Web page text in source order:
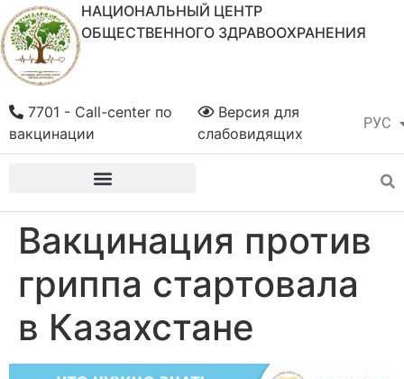
НАЦИОНАЛЬНЫЙ ЦЕНТР
ОБЩЕСТВЕННОГО ЗДРАВООХРАНЕНИЯ
РУС
ҚАЗ
Версия для
слабовидящих
7701 - Call-center по
вакцинации
Вакцинация против
гриппа стартовала
в Казахстане